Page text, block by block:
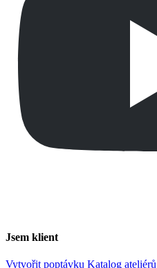
Jsem klient
Vytvořit poptávku Katalog ateliérů